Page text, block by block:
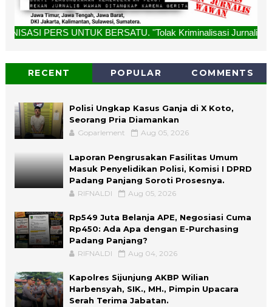
UNTUK BERSATU. "Tolak Kriminalisasi Jurnalis, Rekan Kami
RECENT POPULAR COMMENTS
Polisi Ungkap Kasus Ganja di X Koto,
Seorang Pria Diamankan
Goparlement Aug 05, 2026
Laporan Pengrusakan Fasilitas Umum
Masuk Penyelidikan Polisi, Komisi I DPRD
Padang Panjang Soroti Prosesnya.
RIFNALDI Aug 05, 2026
Rp549 Juta Belanja APE, Negosiasi Cuma
Rp450: Ada Apa dengan E-Purchasing
Padang Panjang?
RIFNALDI Aug 04, 2026
Kapolres Sijunjung AKBP Wilian
Harbensyah, SIK., MH., Pimpin Upacara
Serah Terima Jabatan.